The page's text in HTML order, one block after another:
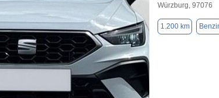
Würzburg, 97076
1.200 km